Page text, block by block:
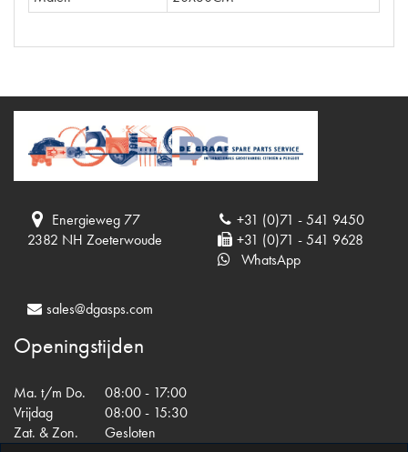
Energieweg 77
2382 NH Zoeterwoude
+31 (0)71 - 541 9450
+31 (0)71 - 541 9628
WhatsApp
sales@dgasps.com
Openingstijden
Ma. t/m Do.
08:00 - 17:00
Vrijdag
08:00 - 15:30
Zat. & Zon.
Gesloten